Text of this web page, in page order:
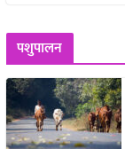
पशुपालन